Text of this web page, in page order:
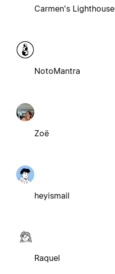
Carmen's Lighthouse
NotoMantra
Zoë
heyismail
Raquel